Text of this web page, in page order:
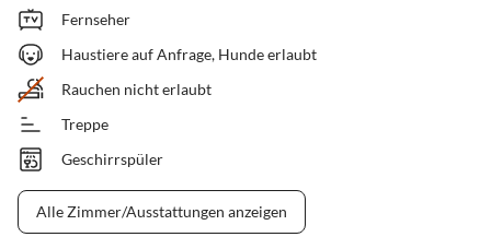
Fernseher
Haustiere auf Anfrage, Hunde erlaubt
Rauchen nicht erlaubt
Treppe
Geschirrspüler
Alle Zimmer/Ausstattungen anzeigen